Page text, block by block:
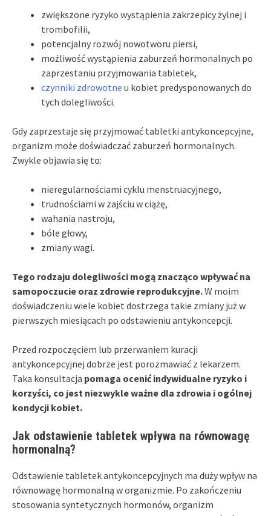
zwiększone ryzyko wystąpienia zakrzepicy żylnej i
trombofilii,
potencjalny rozwój nowotworu piersi,
możliwość wystąpienia zaburzeń hormonalnych po
zaprzestaniu przyjmowania tabletek,
czynniki zdrowotne u kobiet predysponowanych do
tych dolegliwości.
Gdy zaprzestaje się przyjmować tabletki antykoncepcyjne,
organizm może doświadczać zaburzeń hormonalnych.
Zwykle objawia się to:
nieregularnościami cyklu menstruacyjnego,
trudnościami w zajściu w ciążę,
wahania nastroju,
bóle głowy,
zmiany wagi.
Tego rodzaju dolegliwości mogą znacząco wpływać na
samopoczucie oraz zdrowie reprodukcyjne.W moim
doświadczeniu wiele kobiet dostrzega takie zmiany już w
pierwszych miesiącach po odstawieniu antykoncepcji.
Przed rozpoczęciem lub przerwaniem kuracji
antykoncepcyjnej dobrze jest porozmawiać z lekarzem.
Taka konsultacja pomaga ocenić indywidualne ryzyko i
korzyści, co jest niezwykle ważne dla zdrowia i ogólnej
kondycji kobiet.
Jak odstawienie tabletek wpływa na równowagę
hormonalną?
Odstawienie tabletek antykoncepcyjnych ma duży wpływ na
równowagę hormonalną w organizmie. Po zakończeniu
stosowania syntetycznych hormonów, organizm